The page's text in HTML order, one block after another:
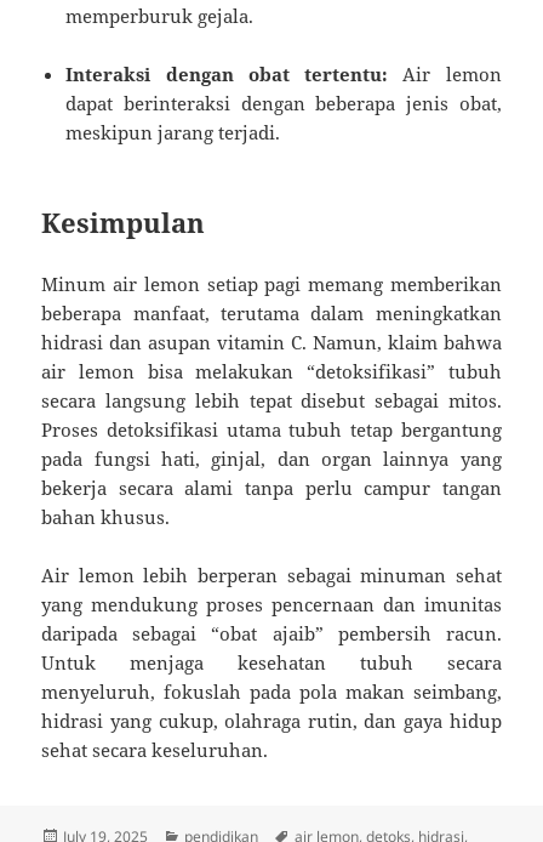
memperburuk gejala.
Interaksi dengan obat tertentu: Air lemon
dapat berinteraksi dengan beberapa jenis obat,
meskipun jarang terjadi.
Kesimpulan
Minum air lemon setiap pagi memang memberikan
beberapa manfaat, terutama dalam meningkatkan
hidrasi dan asupan vitamin C. Namun, klaim bahwa
air lemon bisa melakukan “detoksifikasi” tubuh
secara langsung lebih tepat disebut sebagai mitos.
Proses detoksifikasi utama tubuh tetap bergantung
pada fungsi hati, ginjal, dan organ lainnya yang
bekerja secara alami tanpa perlu campur tangan
bahan khusus.
Air lemon lebih berperan sebagai minuman sehat
yang mendukung proses pencernaan dan imunitas
daripada sebagai “obat ajaib” pembersih racun.
Untuk menjaga kesehatan tubuh secara
menyeluruh, fokuslah pada pola makan seimbang,
hidrasi yang cukup, olahraga rutin, dan gaya hidup
sehat secara keseluruhan.
Posted
July 19, 2025 Categories
pendidikan Tags
air lemon,detoks, hidrasi,